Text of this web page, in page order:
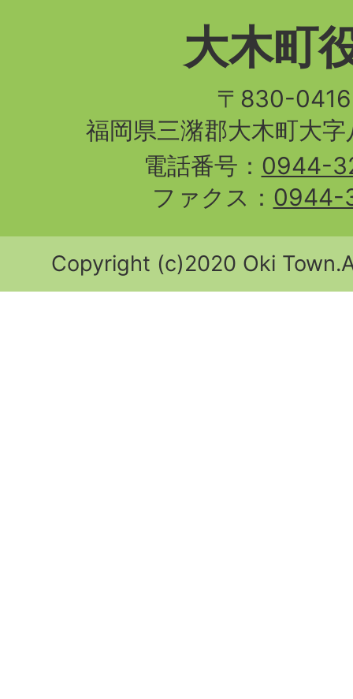
大木町
〒830-
福岡県三潴郡大木町大
電話番号： 0944-
ファクス： 0944-
Copyright (c)2020 Oki